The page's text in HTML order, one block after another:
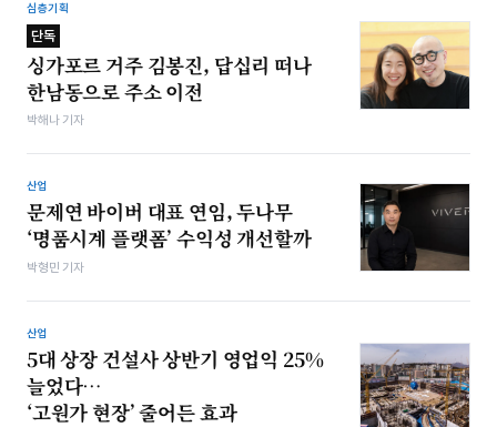
심층기획
단독
싱가포르 거주 김봉진, 답십리 떠나
한남동으로 주소 이전
박해나 기자
산업
문제연 바이버 대표 연임, 두나무
‘명품시계 플랫폼’ 수익성 개선할까
박형민 기자
산업
5대 상장 건설사 상반기 영업익 25%
늘었다…
‘고원가 현장’ 줄어든 효과